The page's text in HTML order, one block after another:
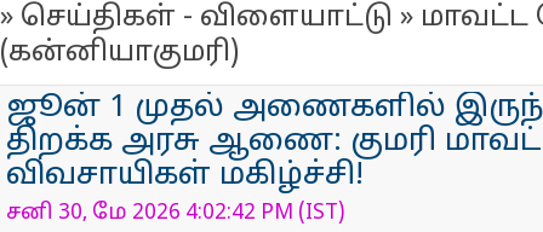
» செய்திகள் - விளையாட்டு » மாவட்ட
(கன்னியாகுமரி)
ஜூன் 1 முதல் அணைகளில்
திறக்க அரசு ஆணை: குமரி
விவசாயிகள் மகிழ்ச்சி!
சனி 30, மே 2026 4:02:42 PM (IST)